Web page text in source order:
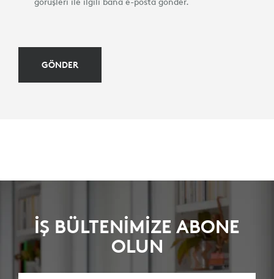
GÖNDER
İŞ BÜLTENİMİZE ABONE
OLUN